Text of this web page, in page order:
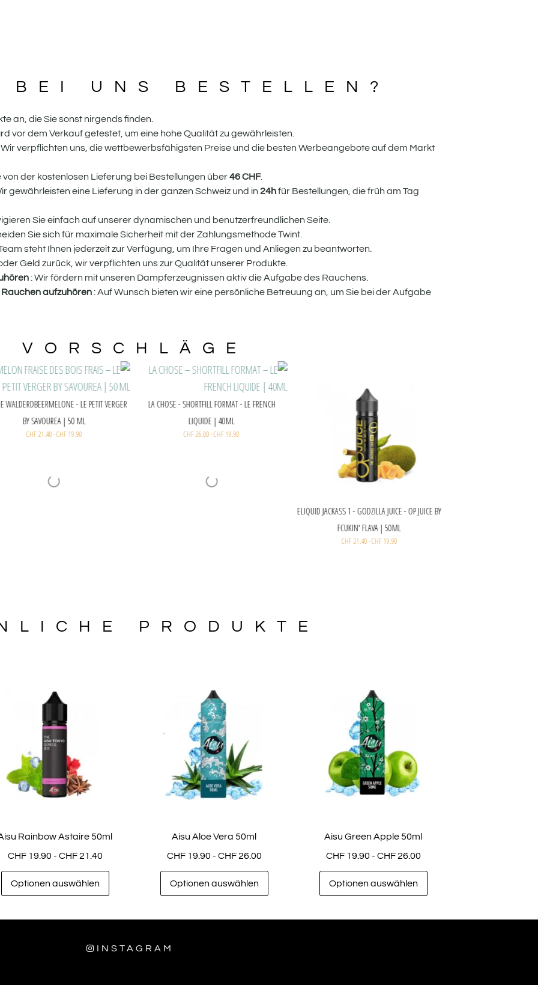
BEI UNS BESTELLEN?
an, die Sie sonst nirgends finden.
vor dem Verkauf getestet, um eine hohe Qualität zu gewährleisten.
verpflichten uns, die wettbewerbsfähigsten Preise und die besten Werbeangebote auf dem Markt
von der kostenlosen Lieferung bei Bestellungen über46CHF.
gewährleisten eine Lieferung in der ganzen Schweiz und in 24hfür Bestellungen, die früh am Tag
Sie einfach auf unserer dynamischen und benutzerfreundlichen Seite.
Sie sich für maximale Sicherheit mit der Zahlungsmethode Twint.
steht Ihnen jederzeit zur Verfügung, um Ihre Fragen und Anliegen zu beantworten.
Geld zurück, wir verpflichten uns zur Qualität unserer Produkte.
: Wir fördern mit unseren Dampferzeugnissen aktiv die Aufgabe des Rauchens.
aufzuhören: Auf Wunsch bieten wir eine persönliche Betreuung an, um Sie bei der Aufgabe
VORSCHLÄGE
LA CHOSE - SHORTFILL FORMAT - LE FRENCH
CHF26.00
FRISCHE WALDERDBEERMELONE - LE PETIT VERGER
BY SAVOUREA | 50 ML
CHF21.40
Aisu Kaktus 50ml
CHF19.90
-
CHF21.40
PRODUKTE
Rainbow Astaire 50ml
CHF19.90 - CHF21.40
Optionen auswählen
Aisu Aloe Vera 50ml
CHF19.90 - CHF26.00
Optionen auswählen
Aisu Green Apple 50ml
CHF19.90 - CHF26.00
Optionen auswählen
INSTAGRAM